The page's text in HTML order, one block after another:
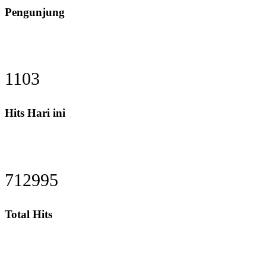
Pengunjung
1330
Hits Hari ini
867620
Total Hits